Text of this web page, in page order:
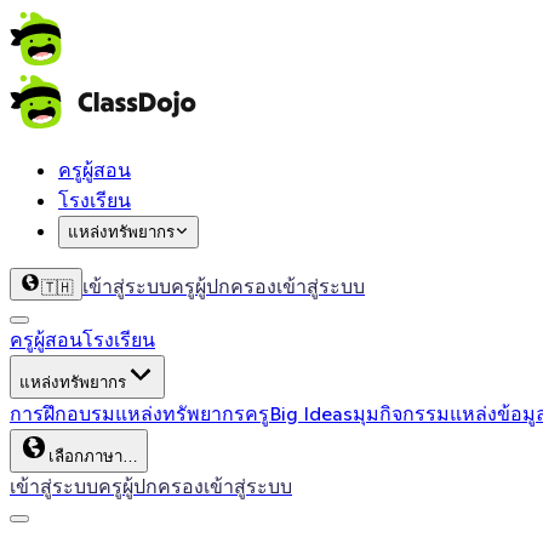
ครูผู้สอน
โรงเรียน
แหล่งทรัพยากร
🇹🇭 เข้าสู่ระบบครูผู้ปกครองเข้าสู่ระบบ
ครูผู้สอนโรงเรียน
แหล่งทรัพยากร
การฝึกอบรมแหล่งทรัพยากรครูBig Ideasมุมกิจกรรมแหล่งข้อมู
เลือกภาษา…
เข้าสู่ระบบครูผู้ปกครองเข้าสู่ระบบ